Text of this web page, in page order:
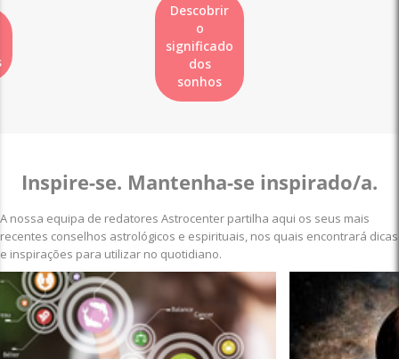
Descobrir
o
significado
dos
sonhos
Inspire-se. Mantenha-se inspirado/a.
A nossa equipa de redatores Astrocenter partilha aqui os seus mais
recentes conselhos astrológicos e espirituais, nos quais encontrará dicas
e inspirações para utilizar no quotidiano.